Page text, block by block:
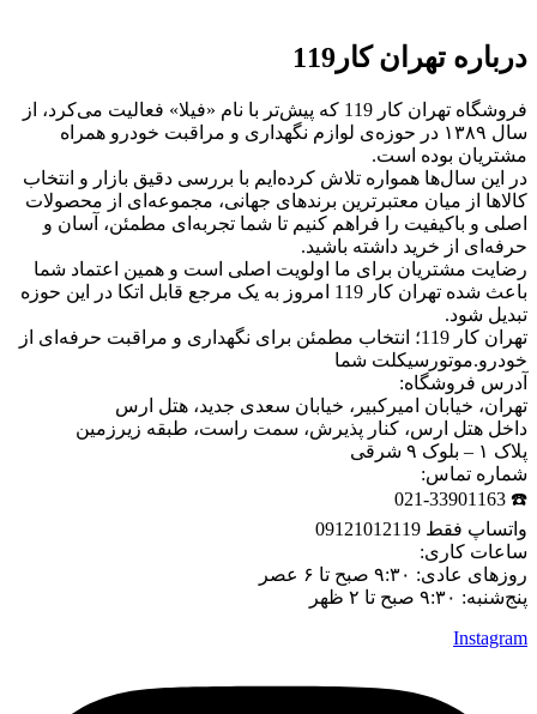
درباره تهران کار119
فروشگاه تهران کار 119 که پیش‌تر با نام «فیلا» فعالیت می‌کرد، از
سال ۱۳۸۹ در حوزه‌ی لوازم نگهداری و مراقبت خودرو همراه
مشتریان بوده است.
در این سال‌ها همواره تلاش کرده‌ایم با بررسی دقیق بازار و انتخاب
کالاها از میان معتبرترین برندهای جهانی، مجموعه‌ای از محصولات
اصلی و باکیفیت را فراهم کنیم تا شما تجربه‌ای مطمئن، آسان و
حرفه‌ای از خرید داشته باشید.
رضایت مشتریان برای ما اولویت اصلی است و همین اعتماد شما
باعث شده تهران کار 119 امروز به یک مرجع قابل اتکا در این حوزه
تبدیل شود.
تهران کار 119؛ انتخاب مطمئن برای نگهداری و مراقبت حرفه‌ای از
خودرو.موتورسیکلت شما
آدرس فروشگاه:
تهران، خیابان امیرکبیر، خیابان سعدی جدید، هتل ارس
داخل هتل ارس، کنار پذیرش، سمت راست، طبقه زیرزمین
پلاک ۱ – بلوک ۹ شرقی
شماره تماس:
☎️ 021-33901163
واتساپ فقط 09121012119
ساعات کاری:
روزهای عادی: ۹:۳۰ صبح تا ۶ عصر
پنج‌شنبه: ۹:۳۰ صبح تا ۲ ظهر
Instagram